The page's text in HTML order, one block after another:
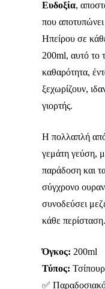
Ευδοξία,
που αποτυπώνει
Ηπείρου σε
200ml, αυτό το
καθαρότητα,
ξεχωρίζουν,
γιορτής.
Η πολλαπλή
γεμάτη γεύση,
παράδοση και
σύγχρονο
συνοδεύσει
κάθε περίσταση.
Όγκος: 200ml
Τύπος:
✅